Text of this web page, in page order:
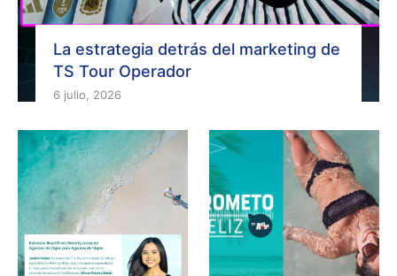
La estrategia detrás del marketing de
TS Tour Operador
6 julio, 2026